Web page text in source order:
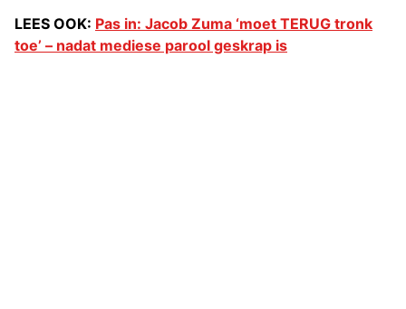
LEES OOK: Pas in: Jacob Zuma ‘moet TERUG tronk
toe’ – nadat mediese parool geskrap is